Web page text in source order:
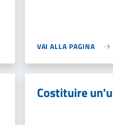
VAI ALLA PAGINA
Costituire